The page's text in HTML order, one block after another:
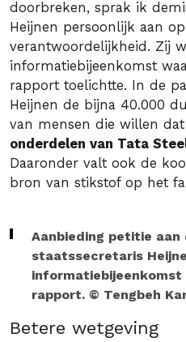
doorbreken, sprak ik
Heijnen persoonlijk aan
verantwoordelijkheid. Zij
informatiebijeenkomst
rapport toelichtte. In de
Heijnen de bijna 40.000
van mensen die willen
onderdelen van Tata
Daaronder valt ook de
bron van stikstof op het
Aanbieding petitie aan
staatssecretaris
informatiebijeenkomst
rapport. © Tengbeh
Betere wetgeving